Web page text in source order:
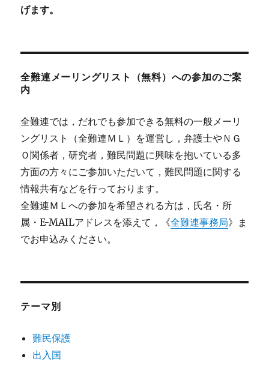
げます。
全難連メーリングリスト（無料）への参加のご案
内
全難連では，だれでも参加できる無料の一般メーリ
ングリスト（全難連ＭＬ）を運営し，弁護士やＮＧ
Ｏ関係者，研究者，難民問題に興味を抱いている多
方面の方々にご参加いただいて，難民問題に関する
情報共有などを行っております。
全難連ＭＬへの参加を希望される方は，氏名・所
属・E-MAILアドレスを添えて，《全難連事務局》ま
でお申込みください。
テーマ別
難民保護
出入国